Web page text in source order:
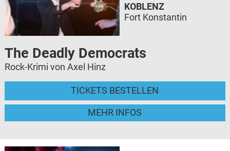
The Deadly Democrats
Rock-Krimi von Axel Hinz
TICKETS BESTELLEN
MEHR INFOS
KOBLENZ
Fort Konstantin